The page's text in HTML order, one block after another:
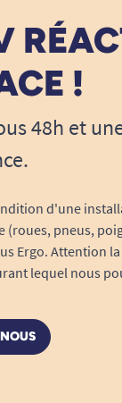
!
48h et
d'une
pneus,
Ergo. Attention
lequel nous